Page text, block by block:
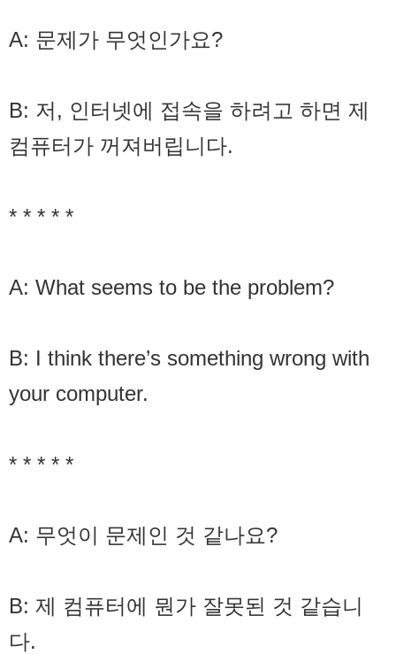
A: 문제가 무엇인가요?
B: 저, 인터넷에 접속을 하려고 하면 제
컴퓨터가 꺼져버립니다.
* * * * *
A: What seems to be the problem?
B: I think there’s something wrong with
your computer.
* * * * *
A: 무엇이 문제인 것 같나요?
B: 제 컴퓨터에 뭔가 잘못된 것 같습니
다.